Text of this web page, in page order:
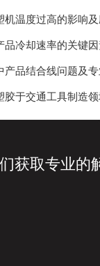
机温度过高的影响
品冷却速率的关键
产品结合线问题及
胶于交通工具制造
获取专业的